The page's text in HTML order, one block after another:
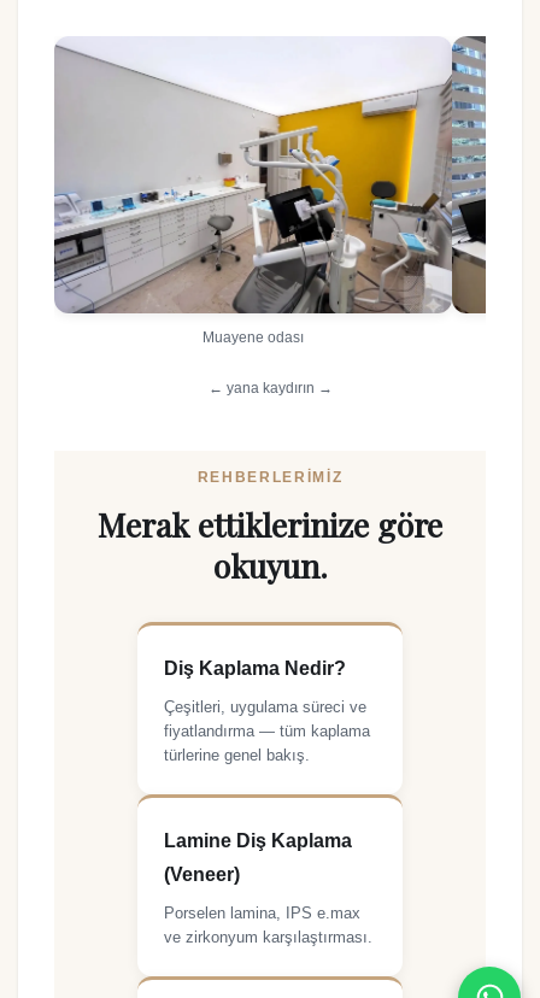
Muayene odası
← yana kaydırın →
REHBERLERIMIZ
Merak ettiklerinize göre
okuyun.
Diş Kaplama Nedir?
Çeşitleri, uygulama süreci ve
fiyatlandırma — tüm kaplama
türlerine genel bakış.
Lamine Diş Kaplama
(Veneer)
Porselen lamina, IPS e.max
ve zirkonyum karşılaştırması.